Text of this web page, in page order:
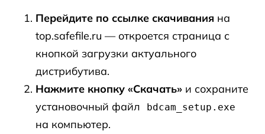
Перейдите по ссылке скачивания на
top.safefile.ru — откроется страница с
кнопкой загрузки актуального
дистрибутива.
Нажмите кнопку «Скачать» и сохраните
установочный файл
bdcam_setup.exe
на компьютер.